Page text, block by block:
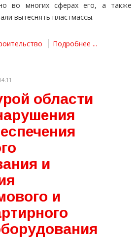
во многих сферах его, а также
вытеснять пластмассы.
Подробнее ...
области
и
и